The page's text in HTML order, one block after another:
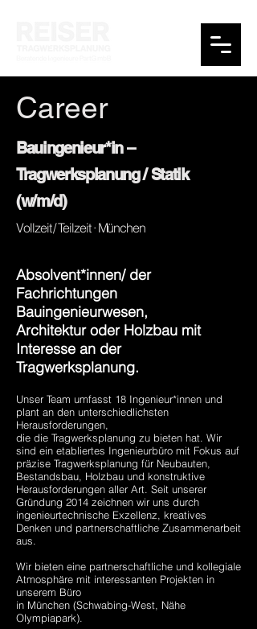
Career
Bauingenieur*in –
Tragwerksplanung / Statik
(w/m/d)
Vollzeit / Teilzeit· München
Absolvent*innen/ der
Fachrichtungen
Bauingenieurwesen,
Architektur oder Holzbau mit
Interesse an der
Tragwerksplanung.
Unser Team umfasst 18 Ingenieur*innen und
plant an den unterschiedlichsten
Herausforderungen,
die die Tragwerksplanung zu bieten hat. Wir
sind ein etabliertes Ingenieurbüro mit Fokus auf
präzise Tragwerksplanung für Neubauten,
Bestandsbau, Holzbau und konstruktive
Herausforderungen aller Art. Seit unserer
Gründung 2014 zeichnen wir uns durch
ingenieurtechnische Exzellenz, kreatives
Denken und partnerschaftliche Zusammenarbeit
aus.
Wir bieten eine partnerschaftliche und kollegiale
Atmosphäre mit interessanten Projekten in
unserem Büro
in München (Schwabing-West, Nähe
Olympiapark).